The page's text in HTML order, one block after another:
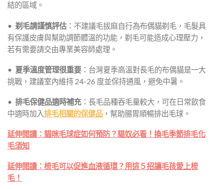
結的區域。
• 剃毛請謹慎評估：不建議毛拔麻自行為布偶貓剃毛，毛髮具
有保護皮膚與幫助調節體溫的功能，剃毛可能造成心理壓力，
若有需要請交由專業美容師處理。
• 夏季溫度管理很重要：台灣夏季高溫對長毛的布偶貓是一大
挑戰，建議室內維持 24-26 度並保持通風，避免中暑。
• 排毛保健品適時補充：長毛品種吞毛量較大，可在日常飲食
中適時加入排毛相關的保健品 ，幫助腸胃順暢排出毛球。
延伸閱讀：貓咪毛球症如何預防？貓奴必看！換毛季節排毛化
毛須知
延伸閱讀：梳毛可以促進血液循環？用這５招讓毛孩愛上梳
毛！